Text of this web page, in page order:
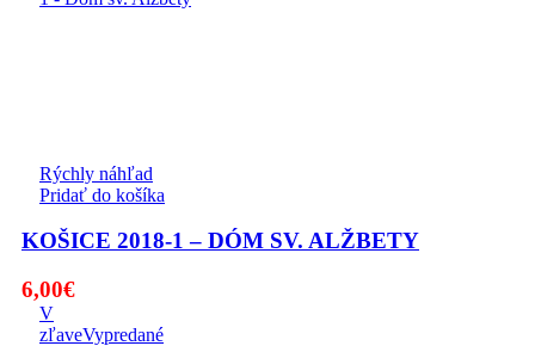
Rýchly náhľad
Pridať do košíka
KOŠICE 2018-1 – DÓM SV. ALŽBETY
6,00€
V
zľaveVypredané